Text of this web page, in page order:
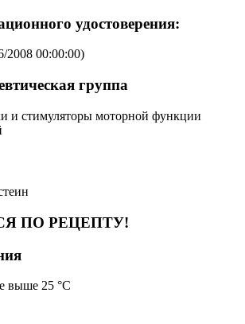
удостоверения:
2008 00:00:00)
группа
и стимуляторы моторной функции
ПО РЕЦЕПТУ!
выше 25 °C